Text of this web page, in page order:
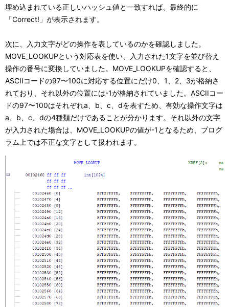
埋め込まれている正しいハッシュ値と一致すれば、最終的に
「Correct!」が表示されます。
次に、入力文字がどの操作を表しているのかを確認しました。
MOVE_LOOKUPという対応表を使い、入力された1文字を並び替え
操作の番号に変換していました。MOVE_LOOKUPを確認すると、
ASCIIコードの97〜100に対応する位置にだけ0、1、2、3が格納さ
れており、それ以外の位置には-1が格納されていました。ASCIIコー
ドの97〜100はそれぞれa、b、c、dを表すため、有効な操作文字は
a、b、c、dの4種類だけであることが分かります。それ以外の文字
が入力された場合は、MOVE_LOOKUPの値が-1となるため、プログ
ラム上では不正な文字として扱われます。